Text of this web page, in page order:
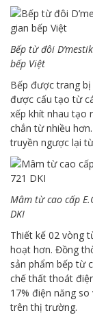
Bếp từ đôi
bếp Việt
Bếp được trang
được cấu tạo từ
xếp khít nhau tạo
chắn từ nhiều
truyền ngược lại
Mâm từ cao cấp
DKI
Thiết kế 02 vòng
hoạt hơn. Đồng
sản phẩm bếp từ
chế thất thoát
17% điện năng
trên thị trường.